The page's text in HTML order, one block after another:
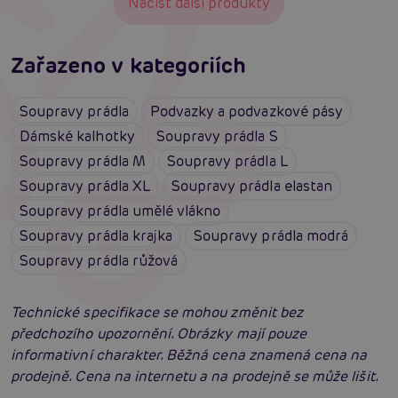
Zařazeno v kategoriích
Soupravy prádla
Podvazky a podvazkové pásy
Dámské kalhotky
Soupravy prádla S
Soupravy prádla M
Soupravy prádla L
Soupravy prádla XL
Soupravy prádla elastan
Soupravy prádla umělé vlákno
Soupravy prádla krajka
Soupravy prádla modrá
Soupravy prádla růžová
Technické specifikace se mohou změnit bez
předchozího upozornění. Obrázky mají pouze
informativní charakter. Běžná cena znamená cena na
prodejně. Cena na internetu a na prodejně se může lišit.